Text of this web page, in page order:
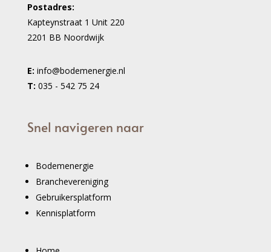
Postadres:
Kapteynstraat 1 Unit 220
2201 BB Noordwijk
E: info@bodemenergie.nl
T: 035 - 542 75 24
Snel navigeren naar
Bodemenergie
Branchevereniging
Gebruikersplatform
Kennisplatform